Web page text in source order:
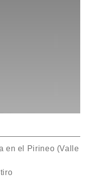
en el Pirineo (Valle